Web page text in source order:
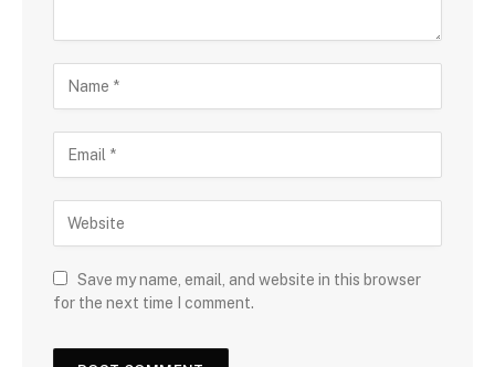
Save my name, email, and website in this browser
for the next time I comment.